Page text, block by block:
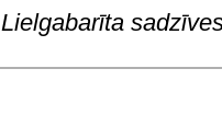
Lielgabarīta